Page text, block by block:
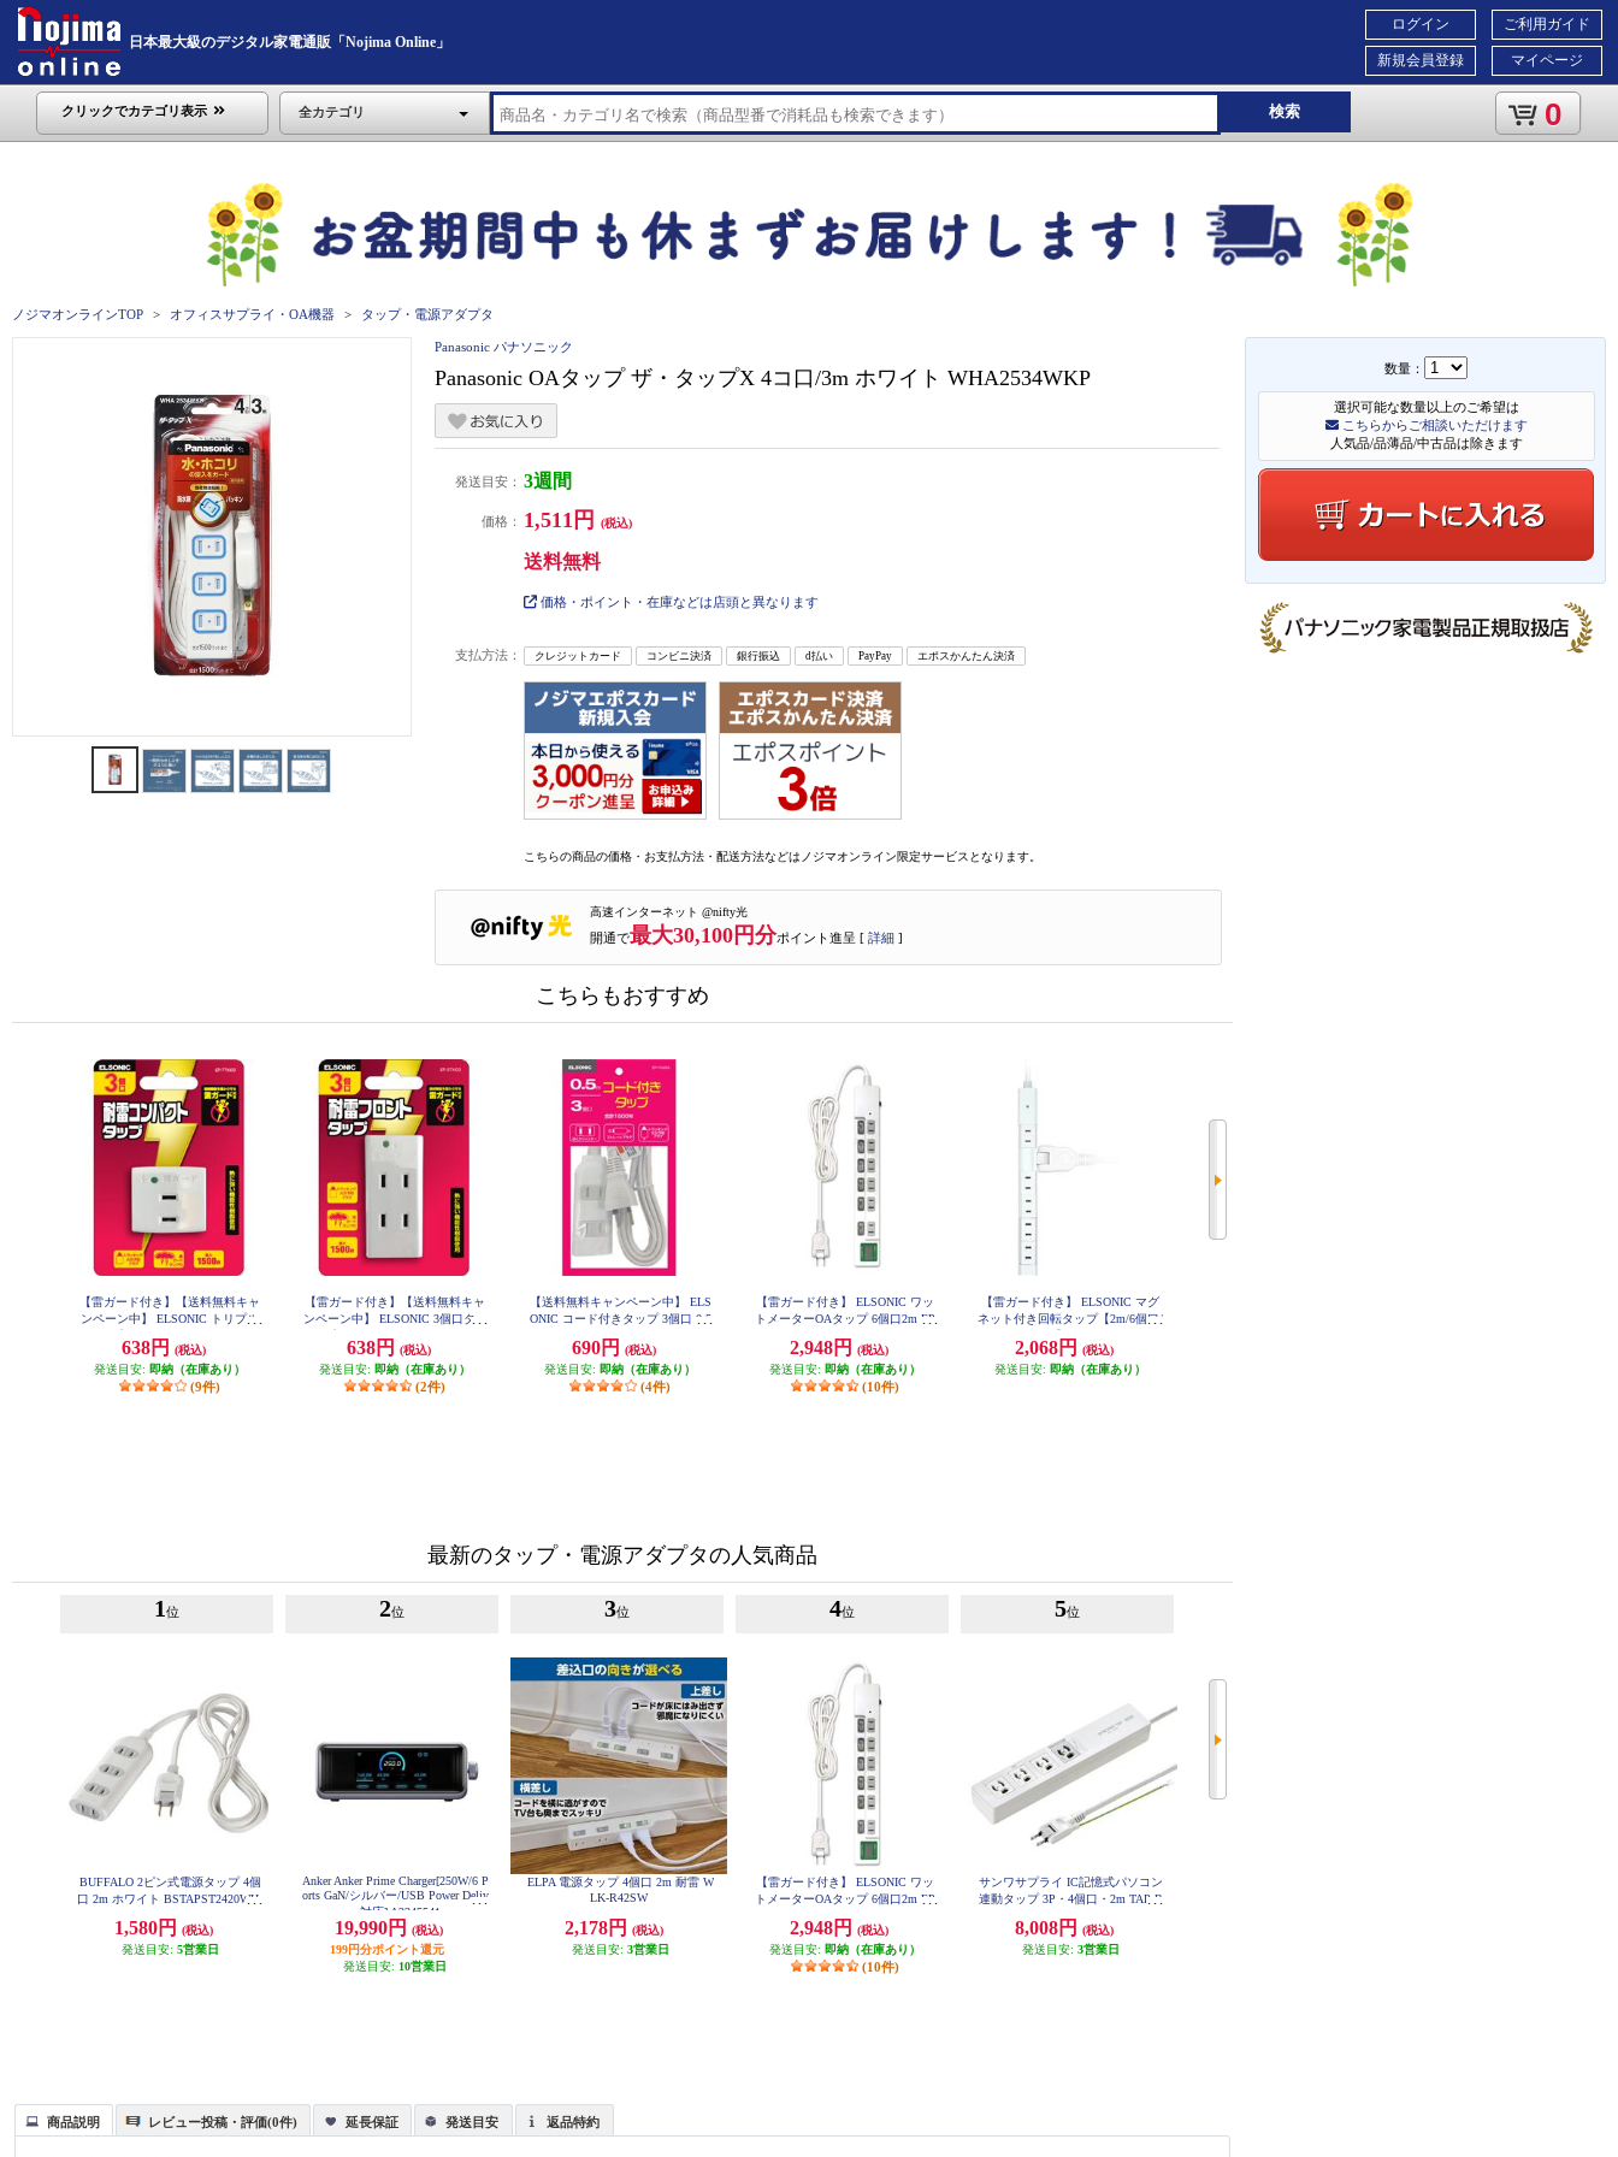
日本最大級のデジタル家電通販「Nojima Online」
ご利用ガイド
マイページ
ログイン
新規会員登録
クリックでカテゴリ表示 全カテゴリ 検索 0
ノジマオンラインTOP オフィスサプライ・OA機器 タップ・電源アダプタ
数量：
選択可能な数量以上のご希望は
こちらからご相談いただけます
人気品/品薄品/中古品は除きます
Panasonic パナソニック
Panasonic OAタップ ザ・タップX 4コ口/3m ホワイト WHA2534WKP
発送目安： 3週間
価格： 1,511円 (税込)
送料無料
価格・ポイント・在庫などは店頭と異なります
支払方法： クレジットカード コンビニ決済 銀行振込 d払い PayPay エポスかんたん決済
こちらの商品の価格・お支払方法・配送方法などはノジマオンライン限定サービスとなります。
高速インターネット @nifty光
開通で最大30,100円分ポイント進呈 [ 詳細 ]
こちらもおすすめ
【雷ガード付き】【送料無料キャ
ンペーン中】 ELSONIC トリプル
638円
(税込)
発送目安: 即納（在庫あり）
(9件)
【雷ガード付き】【送料無料キャ
ンペーン中】 ELSONIC 3個口タッ
638円
(税込)
発送目安: 即納（在庫あり）
(2件)
【送料無料キャンペーン中】 ELS
ONIC コード付きタップ 3個口 0.5
690円
(税込)
発送目安: 即納（在庫あり）
(4件)
【雷ガード付き】 ELSONIC ワッ
トメーターOAタップ 6個口2m EP
2,948円
(税込)
発送目安: 即納（在庫あり）
(10件)
【雷ガード付き】 ELSONIC マグ
ネット付き回転タップ【2m/6個口/
2,068円
(税込)
発送目安: 即納（在庫あり）
最新のタップ・電源アダプタの人気商品
1 位
BUFFALO 2ピン式電源タップ 4個
口 2m ホワイト BSTAPST2420WH
1,580円
(税込)
発送目安: 5営業日
2位
Anker Anker Prime Charger[250W/6 P
orts GaN/シルバー/USB Power Deliv
ery対応] A2345541
19,990円
(税込)
199円分ポイント還元
発送目安: 10営業日
3位
ELPA 電源タップ 4個口 2m 耐雷 W
LK-R42SW
2,178円
(税込)
発送目安: 3営業日
4位
【雷ガード付き】 ELSONIC ワッ
トメーターOAタップ 6個口2m EP
2,948円
(税込)
発送目安: 即納（在庫あり）
(10件)
5位
サンワサプライ IC記憶式パソコン
連動タップ 3P・4個口・2m TAP-R
8,008円
(税込)
発送目安: 3営業日
商品説明 レビュー投稿・評価(0件) 延長保証 発送目安 返品特約